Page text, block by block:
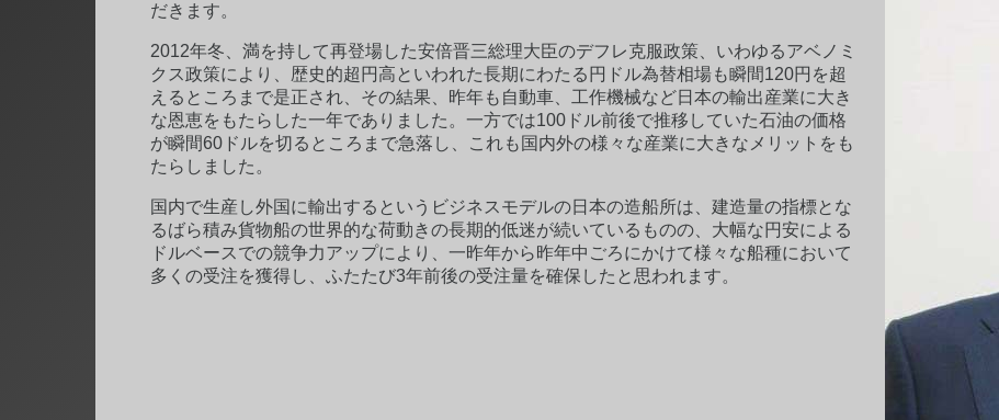
だきます。
2012年冬、満を持して再登場した安倍晋三総理大臣のデフレ克服政策、いわゆるアベノミ
クス政策により、歴史的超円高といわれた長期にわたる円ドル為替相場も瞬間120円を超
えるところまで是正され、その結果、昨年も自動車、工作機械など日本の輸出産業に大き
な恩恵をもたらした一年でありました。一方では100ドル前後で推移していた石油の価格
が瞬間60ドルを切るところまで急落し、これも国内外の様々な産業に大きなメリットをも
たらしました。
国内で生産し外国に輸出するというビジネスモデルの日本の造船所は、建造量の指標とな
るばら積み貨物船の世界的な荷動きの長期的低迷が続いているものの、大幅な円安による
ドルベースでの競争力アップにより、一昨年から昨年中ごろにかけて様々な船種において
多くの受注を獲得し、ふたたび3年前後の受注量を確保したと思われます。